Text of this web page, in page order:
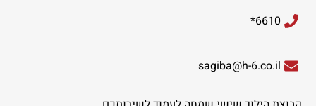
6610*
sagiba@h-6.co.il